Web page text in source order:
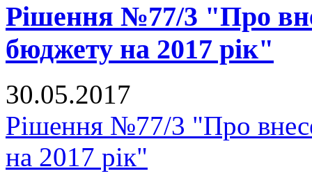
Рішення №77/3 "Про
бюджету на 2017 рік"
30.05.2017
Рішення №77/3 "Про
на 2017 рік"